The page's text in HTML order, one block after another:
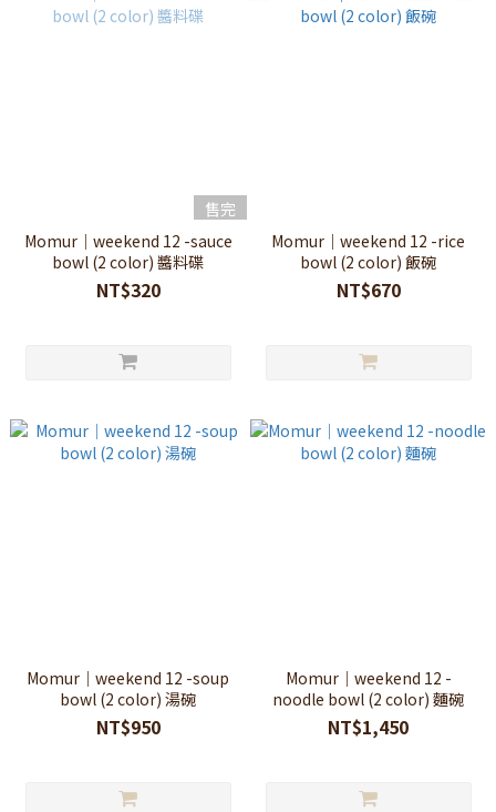
售完
Momur｜weekend 12 -sauce
bowl (2 color) 醬料碟
NT$320
Momur｜weekend 12 -rice
bowl (2 color) 飯碗
NT$670
Momur｜weekend 12 -soup
bowl (2 color) 湯碗
NT$950
Momur｜weekend 12 -
noodle bowl (2 color) 麵碗
NT$1,450